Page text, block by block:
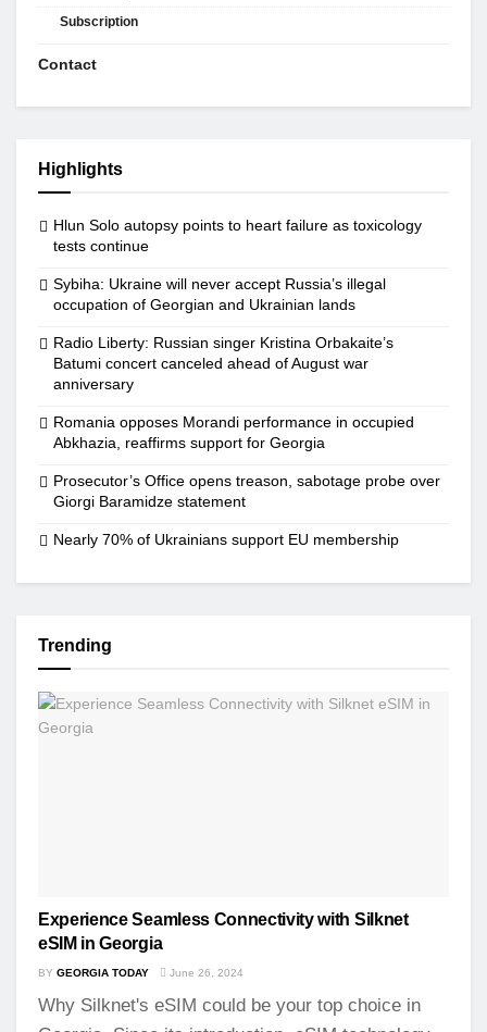
Subscription
Contact
Highlights
Hlun Solo autopsy points to heart failure as toxicology
tests continue
Sybiha: Ukraine will never accept Russia’s illegal
occupation of Georgian and Ukrainian lands
Radio Liberty: Russian singer Kristina Orbakaite’s
Batumi concert canceled ahead of August war
anniversary
Romania opposes Morandi performance in occupied
Abkhazia, reaffirms support for Georgia
Prosecutor’s Office opens treason, sabotage probe over
Giorgi Baramidze statement
Nearly 70% of Ukrainians support EU membership
Trending
Experience Seamless Connectivity with Silknet
eSIM in Georgia
BY GEORGIA TODAY June 26, 2024
Why Silknet's eSIM could be your top choice in